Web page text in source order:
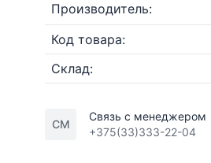
Производитель:
Код товара:
Склад:
СМ
Связь с менеджером
+375(33)333-22-04